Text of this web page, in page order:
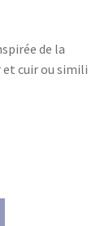
de la
et cuir ou simili